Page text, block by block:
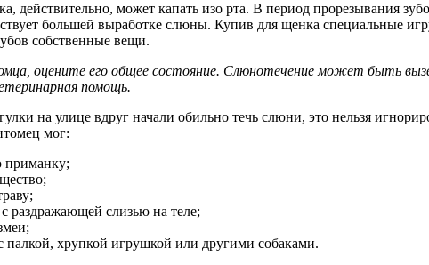
действительно, может капать изо рта. В период прорезывания
большей выработке слюны. Купив для щенка специальные
собственные вещи.
оцените его общее состояние. Слюнотечение может быть
помощь.
на улице вдруг начали обильно течь слюни, это нельзя
мог:
приманку;
раздражающей слизью на теле;
палкой, хрупкой игрушкой или другими собаками.